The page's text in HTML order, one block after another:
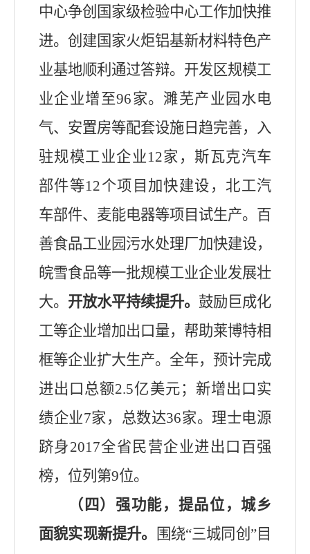
中心争创国家级检验中心工作加快推
进。创建国家火炬铝基新材料特色产
业基地顺利 通过答辩。 开发区规模工
业企业增至96家。濉芜产业园 水电
气、安置房等配套设施日趋完善，入
驻规模工业企业12家，斯瓦克汽车
部件等12个项目 加快建设， 北工汽
车部件、麦能电器等项目试生产。百
善食品工业园污水处理厂加快建设，
皖雪食品等一批规模工业企业发展壮
大。 开放水平持续提升。 鼓励 巨成化
工等企业增加出口量，帮助莱博特相
框等企业扩大生产。全年，预计完成
进出口总额2.5亿美元；新增出口实
绩企业7家，总数达36家。 理士电源
跻身2017全省 民营企业进出口百强
榜，位列第9位。
（四）强功能，提品位，城乡
面貌实现新提升。
围绕“三城同创 ”目